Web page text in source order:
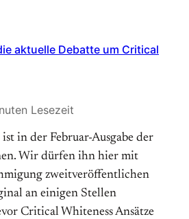
aktuelle Debatte um Critical
Lesezeit
in der Februar-Ausgabe der
Wir dürfen ihn hier mit
zweitveröffentlichen
an einigen Stellen
Critical Whiteness Ansätze